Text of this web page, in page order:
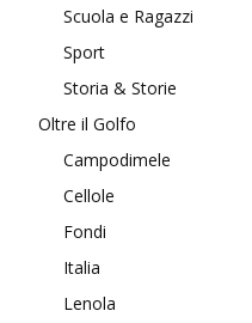
Scuola e Ragazzi
Sport
Storia & Storie
Oltre il Golfo
Campodimele
Cellole
Fondi
Italia
Lenola